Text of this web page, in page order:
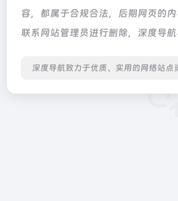
容，都属于合规合法，后期网页的
联系网站管理员进行删除，深度导航
深度导航致力于优质、实用的网络站点